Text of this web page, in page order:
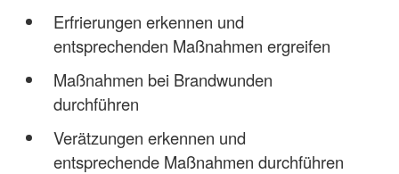
Erfrierungen erkennen und
entsprechenden Maßnahmen ergreifen
Maßnahmen bei Brandwunden
durchführen
Verätzungen erkennen und
entsprechende Maßnahmen durchführen